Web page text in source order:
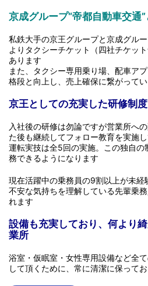
京成グループ“帝都自動車交通
私鉄大手の京王グループと京成グル
よりタクシーチケット（四社チケッ
あります
また、タクシー専用乗り場、配車ア
格段と向上し、売上確保に繋がって
京王としての充実した研修制度
入社後の研修は勿論ですが営業所へ
た後も継続してフォロー教育を実施
運転実技は全5回の実施。この独自
務できるようになります
現在活躍中の乗務員の9割以上が未経
不安な気持ちを理解している先輩乗
れます
設備も充実しており、何より
業所
浴室・仮眠室・女性専用設備など全
して頂くために、常に清潔に保ってお